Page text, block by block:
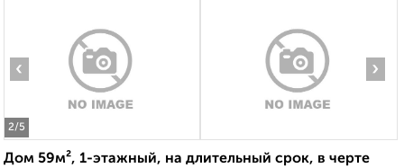
2/5
‹ ›
Дом 59м², 1-этажный, на длительный срок, в черте